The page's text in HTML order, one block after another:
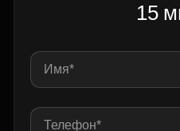
15